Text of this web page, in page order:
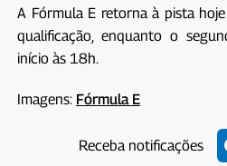
A Fórmula E retorna à pista
qualificação, enquanto o
início às 18h.
Imagens: Fórmula E
Receba notificações